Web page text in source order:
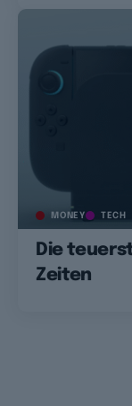
MONEY TECH
Die
Zeiten